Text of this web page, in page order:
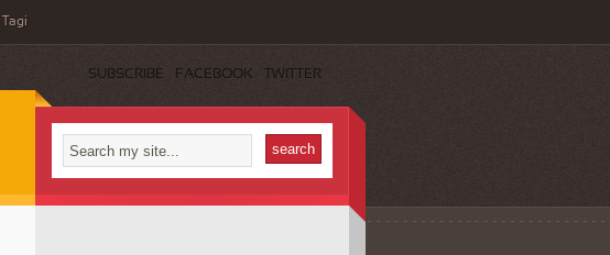
Tagi
SUBSCRIBE FACEBOOK TWITTER